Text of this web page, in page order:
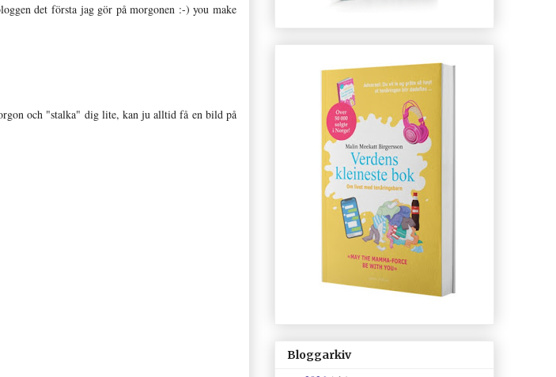
det första jag gör på morgonen :-) you make
och "stalka" dig lite, kan ju alltid få en bild på
Bloggarkiv